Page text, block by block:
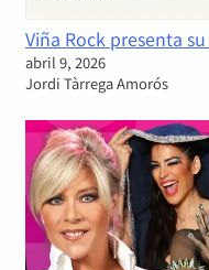
Viña Rock presenta
abril 9, 2026
Jordi Tàrrega Amorós